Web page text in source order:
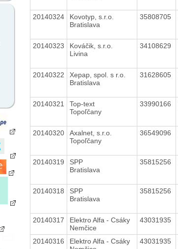
20140324
Kovotyp, s.r.o.
Bratislava
35808705
20140323
Kováčik, s.r.o.
Livina
34108629
20140322
Xepap, spol. s r.o.
Bratislava
31628605
20140321
Top-text
Topoľčany
33990166
20140320
Axalnet, s.r.o.
Topoľčany
36549096
20140319
SPP
Bratislava
35815256
20140318
SPP
Bratislava
35815256
20140317
Elektro Alfa - Csáky
Nemčice
43031935
20140316
Elektro Alfa - Csáky
43031935